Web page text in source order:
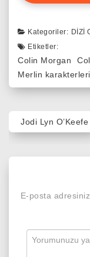
Kategoriler: DIZI
Etiketler:
Colin Morgan
Merlin karakterleri
Yazı
Jodi Lyn O’Keefe
E-posta